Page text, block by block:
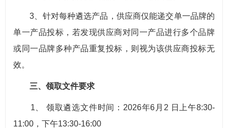
3、针对每种遴选产品，供应商仅能递交单一品牌的
单一产品投标，若发现供应商对同一产品进行多个品牌
或同一品牌多种产品重复投标，则视为该供应商投标无
效。
三、领取文件要求
1、 领取遴选文件时间：2026年6月2 日上午8:30-
11:00，下午13:30-16:00